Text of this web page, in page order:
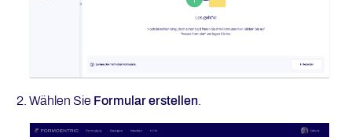
Wählen Sie Formular erstellen.